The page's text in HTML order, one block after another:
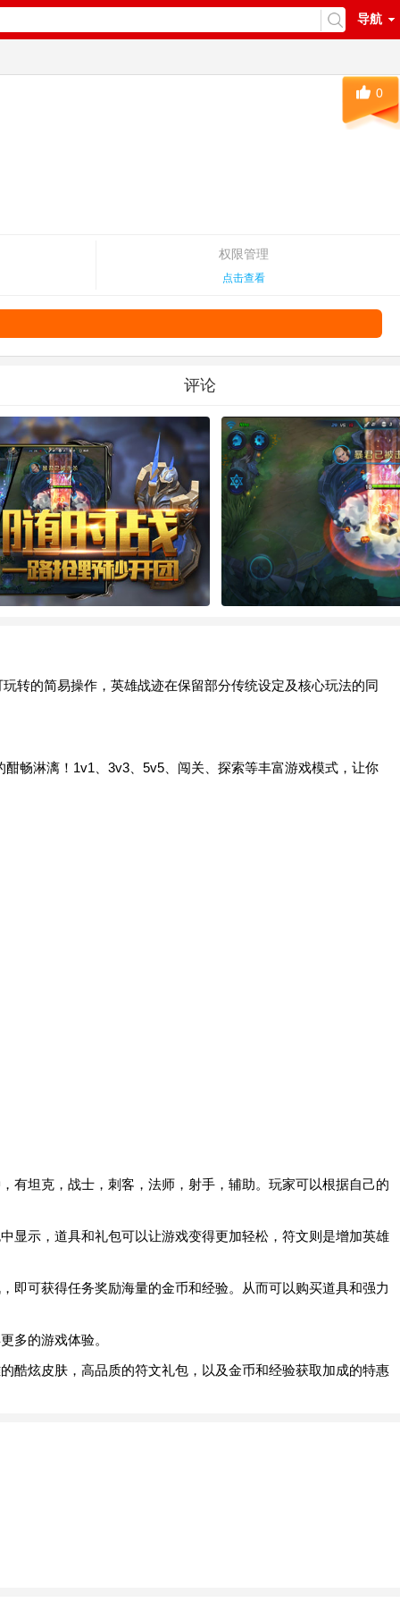
导航
权限管理
点击查看
0
评论
转的简易操作，英雄战迹在保留部分传统设定及核心玩法的同
畅淋漓！1v1、3v3、5v5、闯关、探索等丰富游戏模式，让你
有坦克，战士，刺客，法师，射手，辅助。玩家可以根据自己的
显示，道具和礼包可以让游戏变得更加轻松，符文则是增加英雄
即可获得任务奖励海量的金币和经验。从而可以购买道具和强力
多的游戏体验。
酷炫皮肤，高品质的符文礼包，以及金币和经验获取加成的特惠